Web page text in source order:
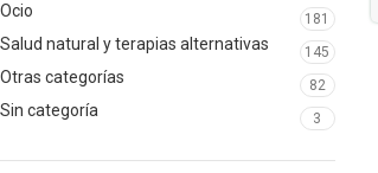
Ocio 181
Salud natural y terapias alternativas 145
Otras categorías 82
Sin categoría 3